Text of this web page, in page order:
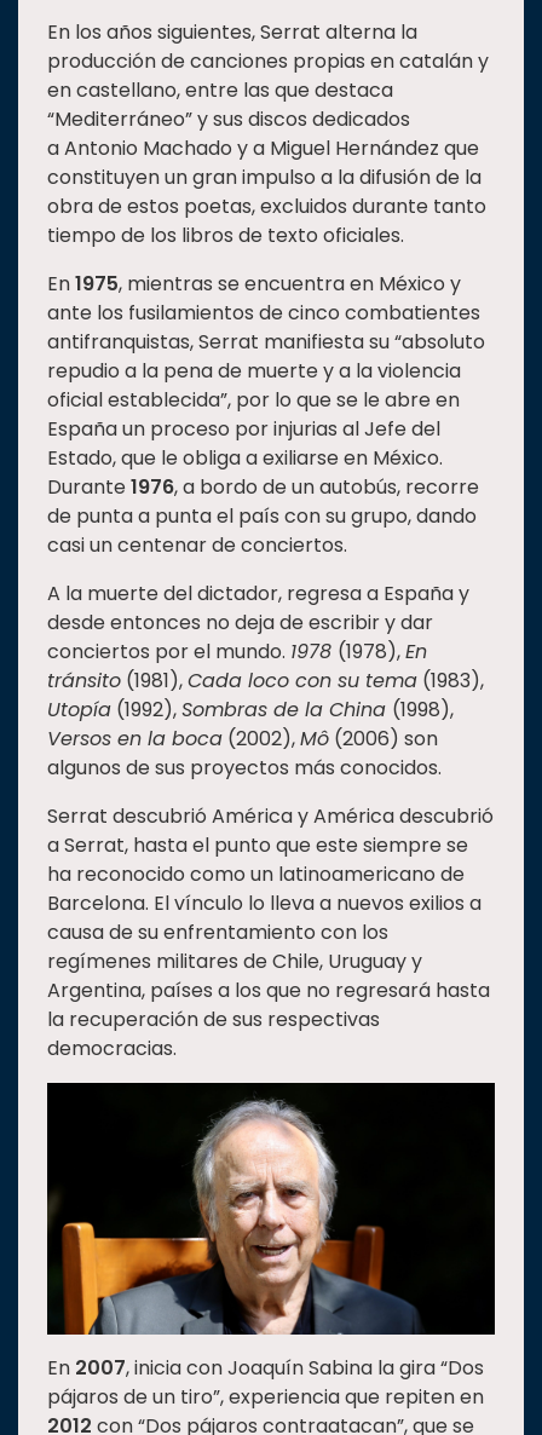
En los años siguientes, Serrat alterna la
producción de canciones propias en catalán y
en castellano, entre las que destaca
“Mediterráneo” y sus discos dedicados
a Antonio Machado y a Miguel Hernández que
constituyen un gran impulso a la difusión de la
obra de estos poetas, excluidos durante tanto
tiempo de los libros de texto oficiales.
En1975, mientras se encuentra en México y
ante los fusilamientos de cinco combatientes
antifranquistas, Serrat manifiesta su “absoluto
repudio a la pena de muerte y a la violencia
oficial establecida”, por lo que se le abre en
España un proceso por injurias al Jefe del
Estado, que le obliga a exiliarse en México.
Durante1976, a bordo de un autobús, recorre
de punta a punta el país con su grupo, dando
casi un centenar de conciertos.
A la muerte del dictador, regresa a España y
desde entonces no deja de escribir y dar
conciertos por el mundo. 1978 (1978),En
tránsito (1981),Cada loco con su tema (1983),
Utopía (1992),Sombras de la China (1998),
Versos en la boca (2002),Mô (2006) son
algunos de sus proyectos más conocidos.
Serrat descubrió América y América descubrió
a Serrat, hasta el punto que este siempre se
ha reconocido como un latinoamericano de
Barcelona. El vínculo lo lleva a nuevos exilios a
causa de su enfrentamiento con los
regímenes militares de Chile, Uruguay y
Argentina, países a los que no regresará hasta
la recuperación de sus respectivas
democracias.
En 2007, inicia con Joaquín Sabina la gira “Dos
pájaros de un tiro”, experiencia que repiten en
2012 con “Dos pájaros contraatacan”, que se